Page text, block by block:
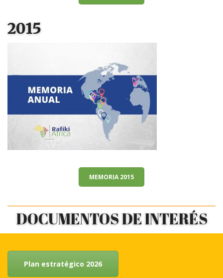
2015
MEMORIA 2015
DOCUMENTOS DE INTERÉS
Plan estratégico 2026